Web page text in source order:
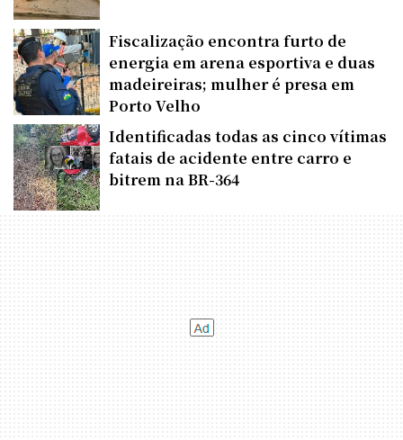
Fiscalização encontra furto de
energia em arena esportiva e duas
madeireiras; mulher é presa em
Porto Velho
Identificadas todas as cinco vítimas
fatais de acidente entre carro e
bitrem na BR-364